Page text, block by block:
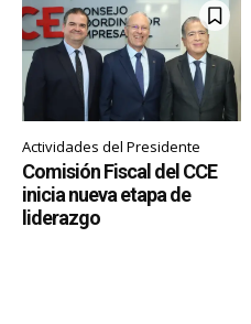
Actividades del Presidente
Comisión Fiscal del CCE
inicia nueva etapa de
liderazgo